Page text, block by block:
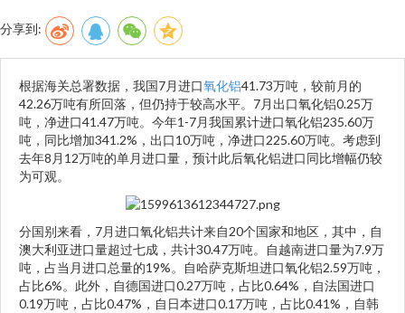
分享到:
根据海关总署数据，我国7月进口氧化铝41.73万吨，较前月的
42.26万吨有所回落，但仍持于较高水平。7月出口氧化铝0.25万
吨，净进口41.47万吨。今年1-7月我国累计进口氧化铝235.60万
吨，同比增加341.2%，出口10万吨，净进口225.60万吨。考虑到
去年8月12万吨的单月进口量，预计此后氧化铝进口同比增幅仍较
为可观。
分国别来看，7月进口氧化铝共计来自20个国家和地区，其中，自
澳大利亚进口量超过七成，共计30.47万吨。自越南进口量为7.9万
吨，占当月进口总量的19%。自哈萨克斯坦进口氧化铝2.59万吨，
占比6%。此外，自德国进口0.27万吨，占比0.64%，自法国进口
0.19万吨，占比0.47%，自日本进口0.17万吨，占比0.41%，自韩